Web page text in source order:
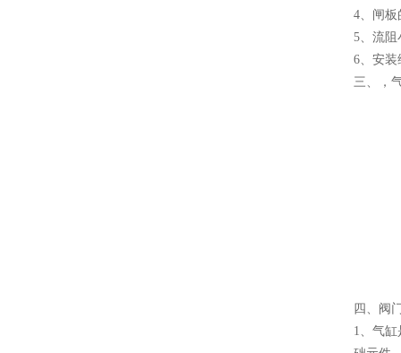
4、闸板
5、流阻
6、安装
三、，
四、阀
1、气